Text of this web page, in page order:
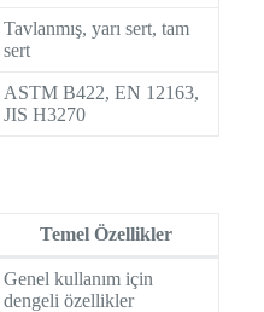
Tavlanmış, yarı sert, tam
sert
ASTM B422, EN 12163,
JIS H3270
Temel Özellikler
Genel kullanım için
dengeli özellikler